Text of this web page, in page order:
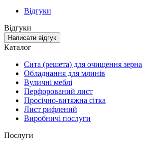
Відгуки
Відгуки
Написати відгук
Каталог
Сита (решета) для очищення зерна
Обладнання для млинів
Вуличні меблі
Перфорований лист
Просічно-витяжна сітка
Лист рифлений
Виробничі послуги
Послуги